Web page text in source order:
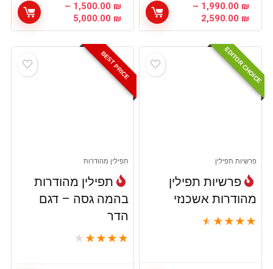
1,990.00 ₪
–
2,590.00 ₪
טווח
מחירים:
1,500.00 ₪
–
5,000.00 ₪
מחירים:
EDITOR CHOICE
פרשיות תפילין
פרשיות תפילין
מהודרות אשכנזי
★
★
★
★
★
BEST PRICE
תפילין מהודרות
תפילין מהודרות
בהמה גסה – דגם
הדר
★
★
★
★
★